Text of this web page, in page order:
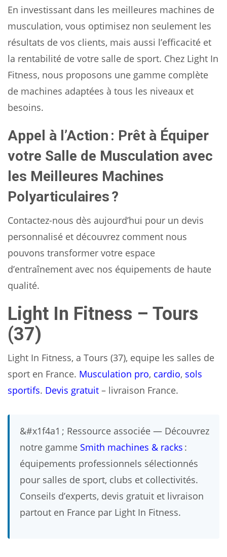
En investissant dans les meilleures machines de
musculation, vous optimisez non seulement les
résultats de vos clients, mais aussi l’efficacité et
la rentabilité de votre salle de sport. Chez Light In
Fitness, nous proposons une gamme complète
de machines adaptées à tous les niveaux et
besoins.
Appel à l’Action : Prêt à Équiper
votre Salle de Musculation avec
les Meilleures Machines
Polyarticulaires ?
Contactez-nous dès aujourd’hui pour un devis
personnalisé et découvrez comment nous
pouvons transformer votre espace
d’entraînement avec nos équipements de haute
qualité.
Light In Fitness – Tours
(37)
Light In Fitness, a Tours (37), equipe les salles de
sport en France. Musculation pro, cardio, sols
sportifs. Devis gratuit – livraison France.
&#x1f4a1 ; Ressource associée — Découvrez
notre gamme Smith machines & racks :
équipements professionnels sélectionnés
pour salles de sport, clubs et collectivités.
Conseils d’experts, devis gratuit et livraison
partout en France par Light In Fitness.